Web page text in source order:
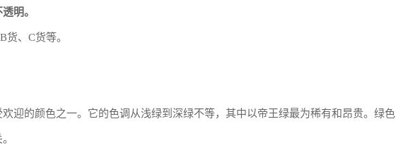
明。
、C货等。
迎的颜色之一。它的色调从浅绿到深绿不等，其中以帝王绿最为稀有和昂贵。绿色